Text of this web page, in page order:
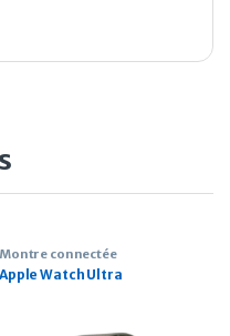
Montre connectée
Apple Watch Ultra